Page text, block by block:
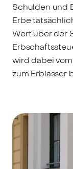
Schulden und
Erbe
Wert über der
wird dabei
zum Erblasser